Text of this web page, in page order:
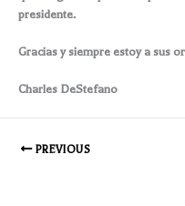
presidente.
Gracias y siempre estoy a sus
Charles DeStefano
PREVIOUS